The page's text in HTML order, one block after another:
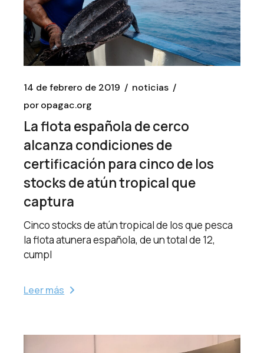
14 de febrero de 2019
noticias
poropagac.org
La flota española de cerco
alcanza condiciones de
certificación para cinco de los
stocks de atún tropical que
captura
Cinco stocks de atún tropical de los que pesca
la flota atunera española, de un total de 12,
cumpl
Leer más